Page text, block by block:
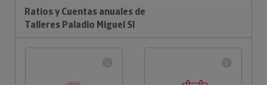
Ratios y Cuentas anuales de
Talleres Paladio Miguel Sl